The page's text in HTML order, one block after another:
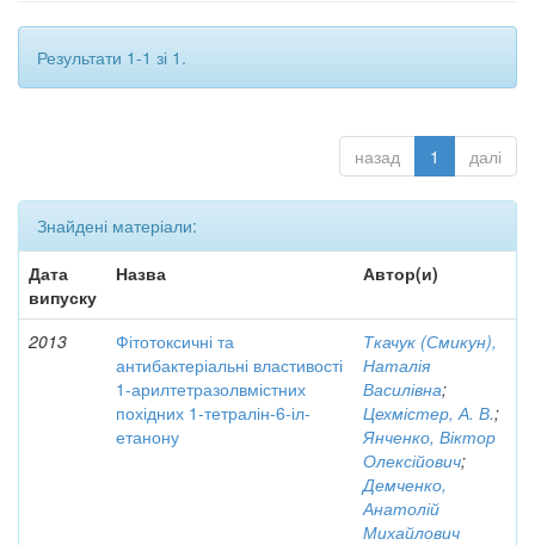
Результати 1-1 зі 1.
назад 1 далі
Знайдені матеріали:
Дата
випуску
Назва Автор(и)
2013
Фітотоксичні та
антибактеріальні властивості
1-арилтетразолвмістних
похідних 1-тетралін-6-іл-
етанону
Ткачук (Смикун),
Наталія
Василівна;
Цехмістер, А. В.;
Янченко, Віктор
Олексійович;
Демченко,
Анатолій
Михайлович